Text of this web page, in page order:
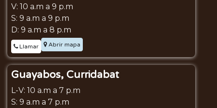
V: 10 a.m a 9 p.m
S: 9 a.m a 9 p.m
D: 9 a.m a 8 p.m
Llamar Abrir mapa
Guayabos, Curridabat
L-V: 10 a.m a 7 p.m
S: 9 a.m a 7 p.m